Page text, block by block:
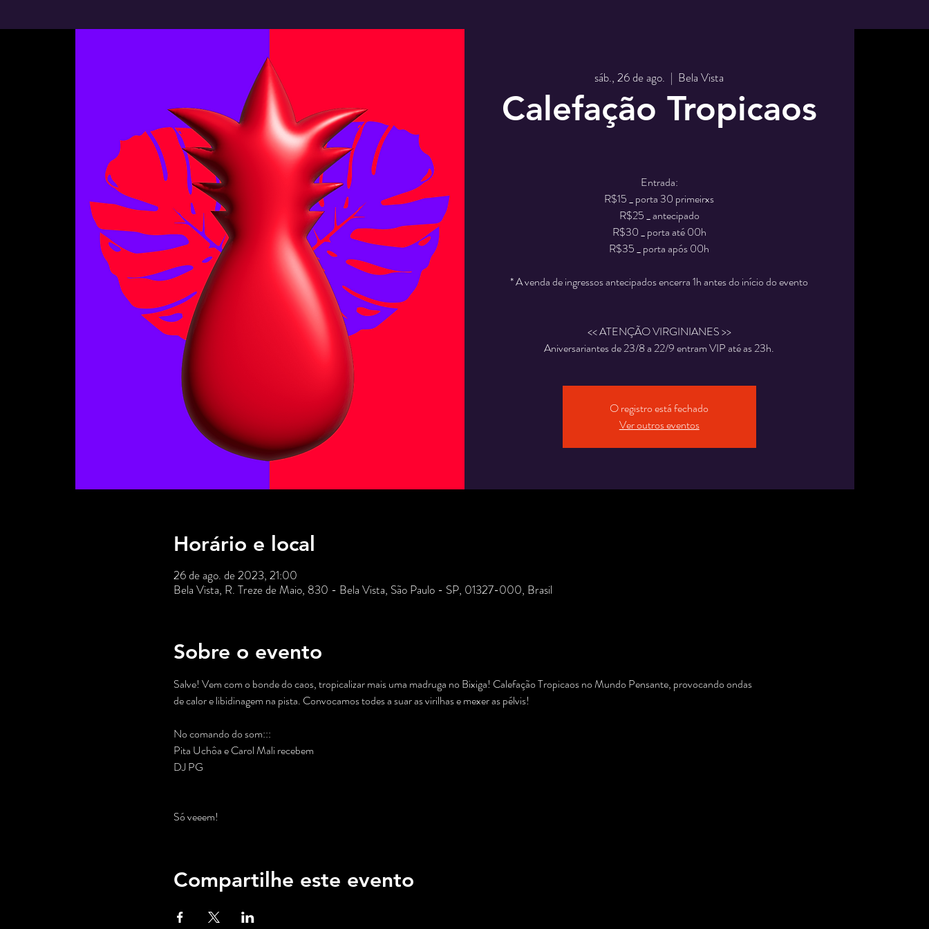
sáb., 26 de ago.
  |
Bela Vista
Calefação Tropicaos
Entrada:
R$15 _ porta 30 primeirxs
R$25 _ antecipado
R$30 _ porta até 00h
R$35 _ porta após 00h
* A venda de ingressos antecipados encerra 1h antes do início do evento
<< ATENÇÃO VIRGINIANES >>
O registro está fechado
Ver outros eventos
Horário e local
26 de ago. de 2023, 21:00
Bela Vista, R. Treze de Maio, 830 - Bela Vista, São Paulo - SP, 01327-000, Brasil
Sobre o evento
Salve! Vem com o bonde do caos, tropicalizar mais uma madruga no Bixiga! Calefação Tropicaos no Mundo Pensante, provocando ondas
de calor e libidinagem na pista. Convocamos todes a suar as virilhas e mexer as pélvis!
No comando do som:::
Pita Uchôa e Carol Mali recebem
DJ PG
Só veeem!
Compartilhe este evento